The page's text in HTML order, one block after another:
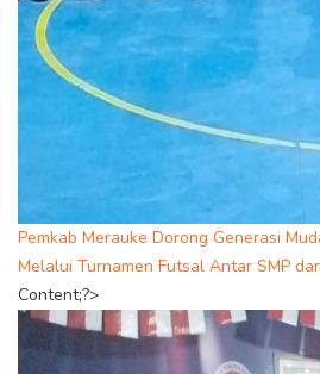
Pemkab Merauke Dorong Generasi
Melalui Turnamen Futsal Antar SMP
Content;?>